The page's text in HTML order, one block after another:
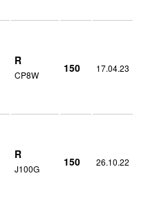
R
CP8W
150 17.04.23
R
J100G
150 26.10.22